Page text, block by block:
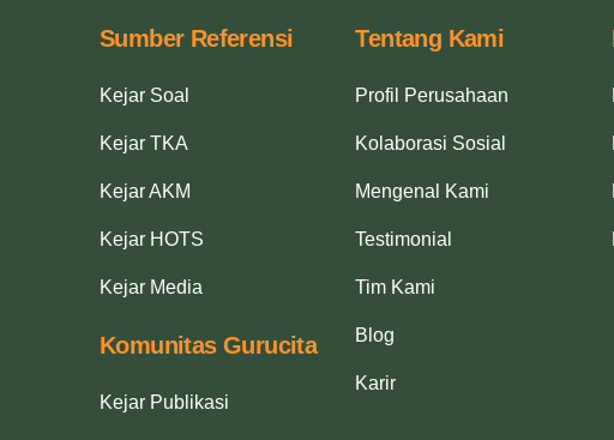
Sumber Referensi
Kejar Soal
Kejar TKA
Kejar AKM
Kejar HOTS
Kejar Media
Komunitas Gurucita
Kejar Publikasi
Tentang Kami
Profil Perusahaan
Kolaborasi Sosial
Mengenal Kami
Testimonial
Tim Kami
Blog
Karir